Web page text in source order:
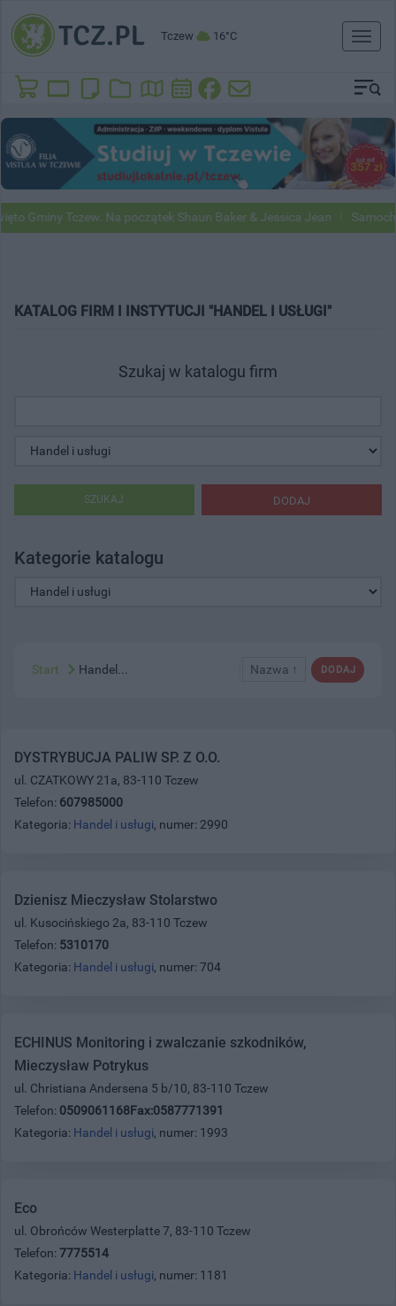
Tczew 16°C
Toggle
Gminy Tczew. Na początek Shaun Baker & Jessica Jean
KATALOG FIRM I INSTYTUCJI "HANDEL I USŁUGI"
Szukaj w katalogu firm
DODAJ
SZUKAJ
Kategorie katalogu
DODAJ
Nazwa ↑
Start Handel...
DYSTRYBUCJA PALIW SP. Z O.O.
ul. CZATKOWY 21a, 83-110 Tczew
Telefon: 607985000
Kategoria: Handel i usługi, numer: 2990
Dzienisz Mieczysław Stolarstwo
ul. Kusocińskiego 2a, 83-110 Tczew
Telefon: 5310170
Kategoria: Handel i usługi, numer: 704
ECHINUS Monitoring i zwalczanie szkodników,
Mieczysław Potrykus
ul. Christiana Andersena 5 b/10, 83-110 Tczew
Telefon: 0509061168Fax:0587771391
Kategoria: Handel i usługi, numer: 1993
Eco
ul. Obrońców Westerplatte 7, 83-110 Tczew
Telefon: 7775514
Kategoria: Handel i usługi, numer: 1181